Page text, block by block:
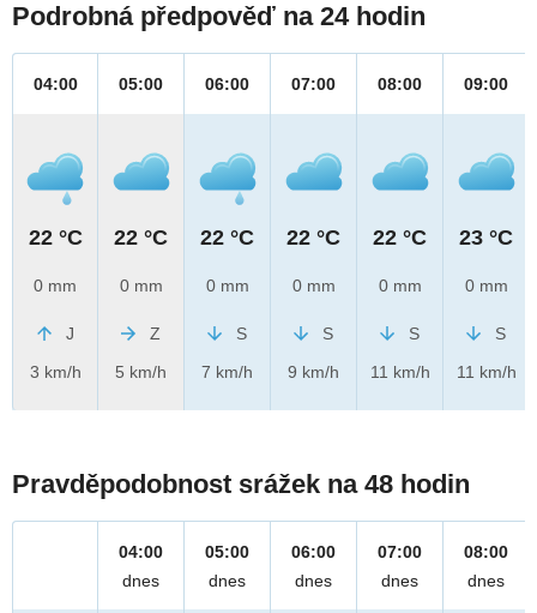
Podrobná předpověď na 24 hodin
04:00
22 °C
0 mm
J
3 km/h
05:00
22 °C
0 mm
Z
5 km/h
06:00
22 °C
0 mm
S
7 km/h
07:00
22 °C
0 mm
S
9 km/h
08:00
22 °C
0 mm
S
11 km/h
09:00
23 °C
0 mm
S
11 km/h
Pravděpodobnost srážek na 48 hodin
04:00
dnes
05:00
dnes
06:00
dnes
07:00
dnes
08:00
dnes